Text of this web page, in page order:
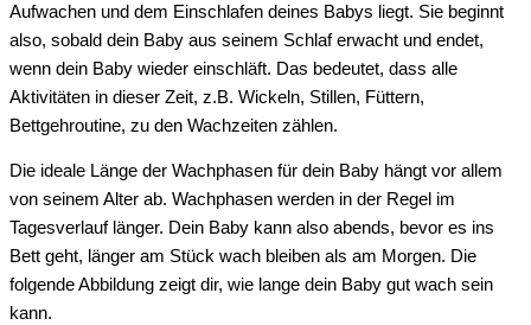
Aufwachen und dem Einschlafen deines Babys liegt. Sie beginnt
also, sobald dein Baby aus seinem Schlaf erwacht und endet,
wenn dein Baby wieder einschläft. Das bedeutet, dass alle
Aktivitäten in dieser Zeit, z.B. Wickeln, Stillen, Füttern,
Bettgehroutine, zu den Wachzeiten zählen.
Die ideale Länge der Wachphasen für dein Baby hängt vor allem
von seinem Alter ab. Wachphasen werden in der Regel im
Tagesverlauf länger. Dein Baby kann also abends, bevor es ins
Bett geht, länger am Stück wach bleiben als am Morgen. Die
folgende Abbildung zeigt dir, wie lange dein Baby gut wach sein
kann.